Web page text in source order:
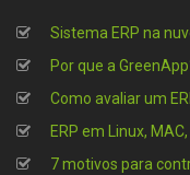
Sistema ERP na
Por que a
Como avaliar um
ERP em Linux,
7 motivos para